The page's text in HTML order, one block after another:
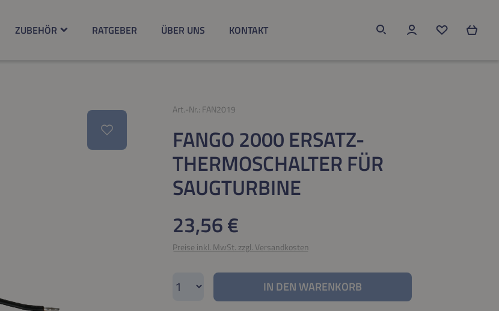
ZUBEHÖR RATGEBER ÜBER UNS KONTAKT
Du hast 0
Art.-Nr.: FAN2019
FANGO 2000 ERSATZ-
THERMOSCHALTER FÜR
SAUGTURBINE
Regulärer Preis:
23,56 €
Preise inkl. MwSt. zzgl. Versandkosten
Produkt Anzahl: Gib den gewünschten Wert ein oder
IN DEN WARENKORB